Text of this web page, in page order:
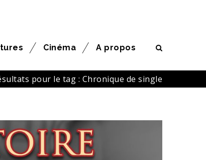
Cinéma A propos
pour le tag : Chronique de single